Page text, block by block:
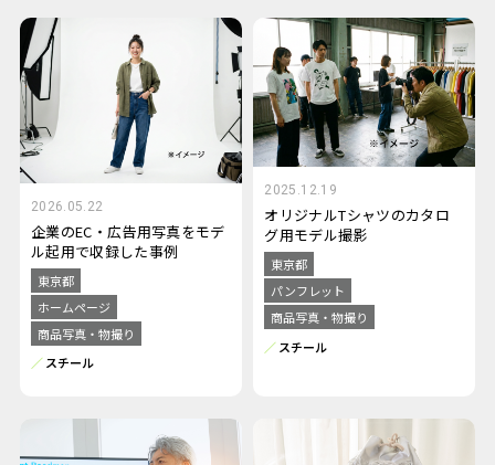
2026.05.22
企業のEC・広告用写真をモデ
ル起用で収録した事例
東京都
ホームページ
商品写真・物撮り
スチール
2025.12.19
オリジナルTシャツのカタロ
グ用モデル撮影
東京都
パンフレット
商品写真・物撮り
スチール